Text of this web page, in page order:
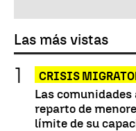
Las más vistas
CRISIS
Las
reparto de
límite de su